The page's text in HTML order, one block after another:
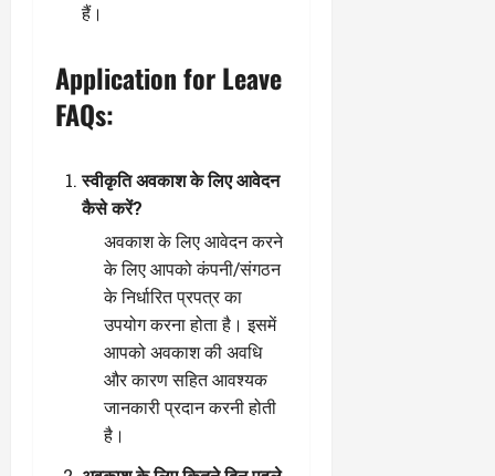
हैं।
Application for Leave
FAQs:
स्वीकृति अवकाश के लिए आवेदन
कैसे करें?
अवकाश के लिए आवेदन करने
के लिए आपको कंपनी/संगठन
के निर्धारित प्रपत्र का
उपयोग करना होता है। इसमें
आपको अवकाश की अवधि
और कारण सहित आवश्यक
जानकारी प्रदान करनी होती
है।